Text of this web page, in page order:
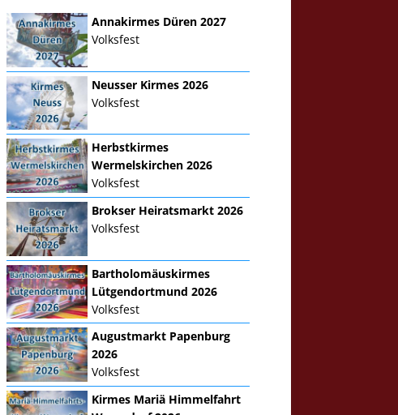
Annakirmes Düren 2027
Volksfest
Neusser Kirmes 2026
Volksfest
Herbstkirmes
Wermelskirchen 2026
Volksfest
Brokser Heiratsmarkt 2026
Volksfest
Bartholomäuskirmes
Lütgendortmund 2026
Volksfest
Augustmarkt Papenburg
2026
Volksfest
Kirmes Mariä Himmelfahrt